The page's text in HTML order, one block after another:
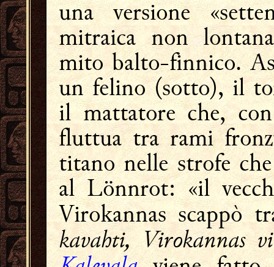
una versione
mitraica non
mito balto-finnico.
un felino (sotto), il
il mattatore che,
fluttua tra rami
titano nelle strofe
al Lönnrot: «il
Virokannas scappò
kavahti, Virokannas